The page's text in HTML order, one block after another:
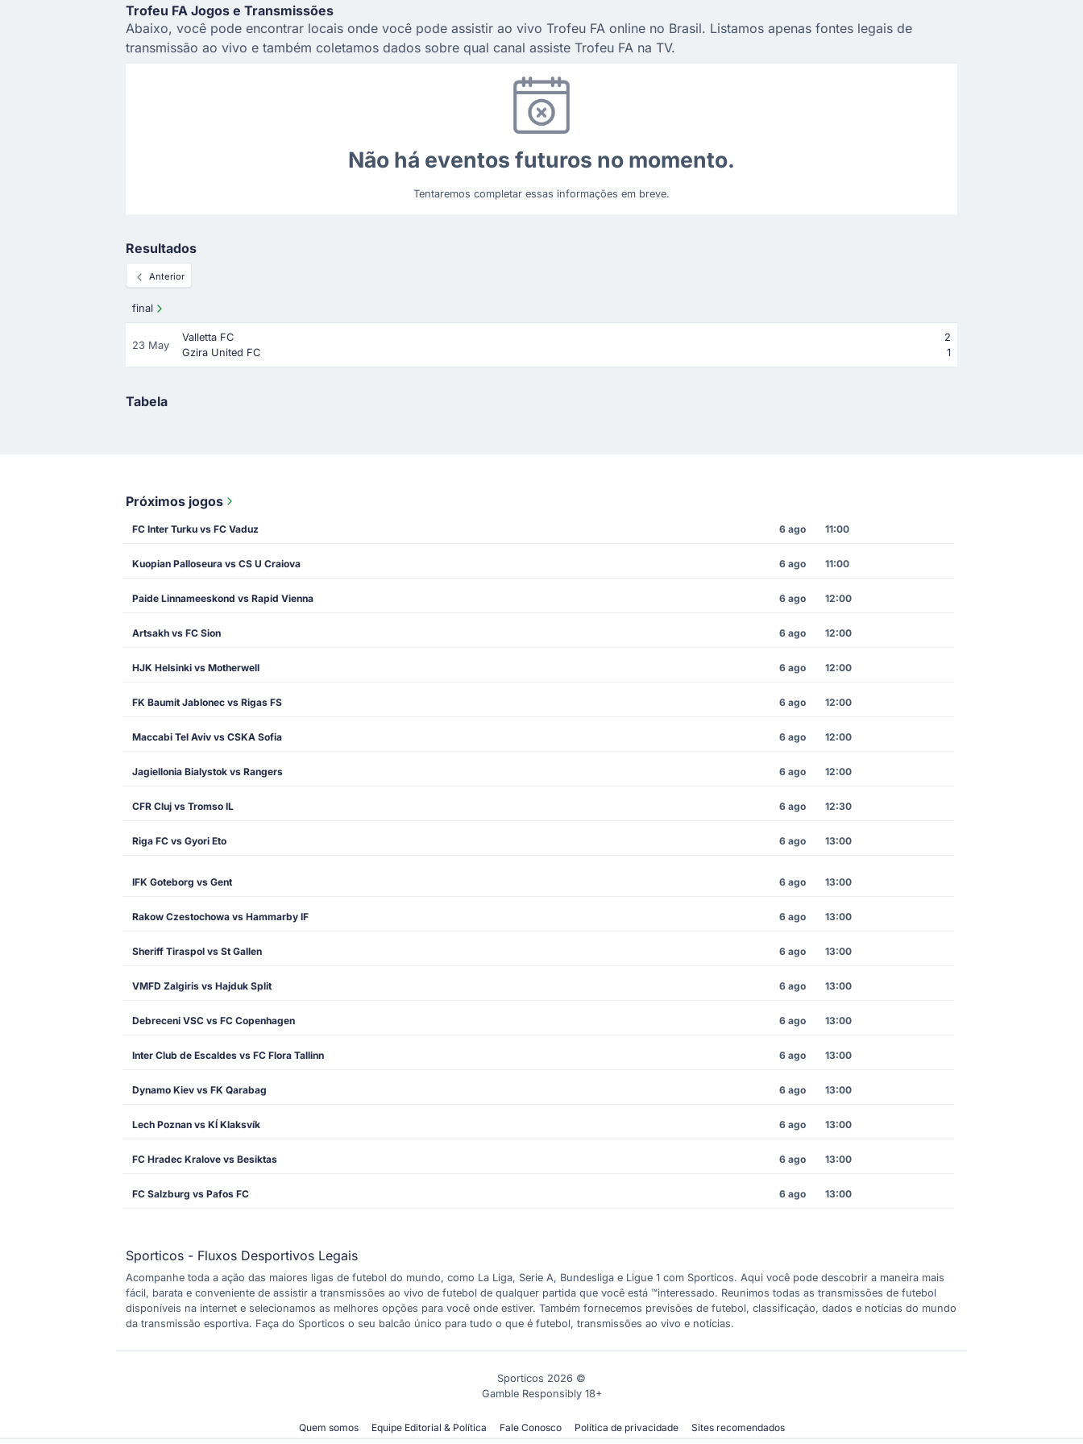
Trofeu FA Jogos e Transmissões
Abaixo, você pode encontrar locais onde você pode assistir ao vivo Trofeu FA online no Brasil. Listamos apenas fontes legais de
transmissão ao vivo e também coletamos dados sobre qual canal assiste Trofeu FA na TV.
Não há eventos futuros no momento.
Tentaremos completar essas informações em breve.
Resultados
Anterior
final
23 May
Valletta FC
2
Gzira United FC
1
Tabela
Próximos jogos
FC Inter Turku vs FC Vaduz 6 ago 11:00
Kuopian Palloseura vs CS U Craiova 6 ago 11:00
Paide Linnameeskond vs Rapid Vienna 6 ago 12:00
Artsakh vs FC Sion 6 ago 12:00
HJK Helsinki vs Motherwell 6 ago 12:00
FK Baumit Jablonec vs Rigas FS 6 ago 12:00
Maccabi Tel Aviv vs CSKA Sofia 6 ago 12:00
Jagiellonia Bialystok vs Rangers 6 ago 12:00
CFR Cluj vs Tromso IL 6 ago 12:30
Riga FC vs Gyori Eto 6 ago 13:00
IFK Goteborg vs Gent 6 ago 13:00
Rakow Czestochowa vs Hammarby IF 6 ago 13:00
Sheriff Tiraspol vs St Gallen 6 ago 13:00
VMFD Zalgiris vs Hajduk Split 6 ago 13:00
Debreceni VSC vs FC Copenhagen 6 ago 13:00
Inter Club de Escaldes vs FC Flora Tallinn 6 ago 13:00
Dynamo Kiev vs FK Qarabag 6 ago 13:00
Lech Poznan vs KÍ Klaksvík 6 ago 13:00
FC Hradec Kralove vs Besiktas 6 ago 13:00
FC Salzburg vs Pafos FC 6 ago 13:00
Sporticos - Fluxos Desportivos Legais
Acompanhe toda a ação das maiores ligas de futebol do mundo, como La Liga, Serie A, Bundesliga e Ligue 1 com Sporticos. Aqui você pode descobrir a maneira mais
fácil, barata e conveniente de assistir a transmissões ao vivo de futebol de qualquer partida que você está ™interessado. Reunimos todas as transmissões de futebol
disponíveis na internet e selecionamos as melhores opções para você onde estiver. Também fornecemos previsões de futebol, classificação, dados e notícias do mundo
da transmissão esportiva. Faça do Sporticos o seu balcão único para tudo o que é futebol, transmissões ao vivo e notícias.
Sporticos 2026 ©
Gamble Responsibly 18+
Quem somos Equipe Editorial & Política Fale Conosco Política de privacidade Sites recomendados